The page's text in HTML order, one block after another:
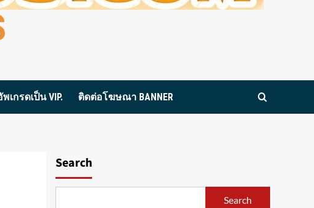
กรดเป็น VIP. ติดต่อโฆษณา BANNER
Search
Search